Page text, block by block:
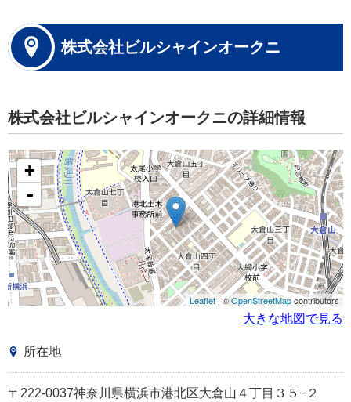
株式会社ビルシャインオークニ
株式会社ビルシャインオークニの詳細情報
+
-
Leaflet| ©OpenStreetMapcontributors
大きな地図で見る
所在地
〒222-0037神奈川県横浜市港北区大倉山４丁目３５−２